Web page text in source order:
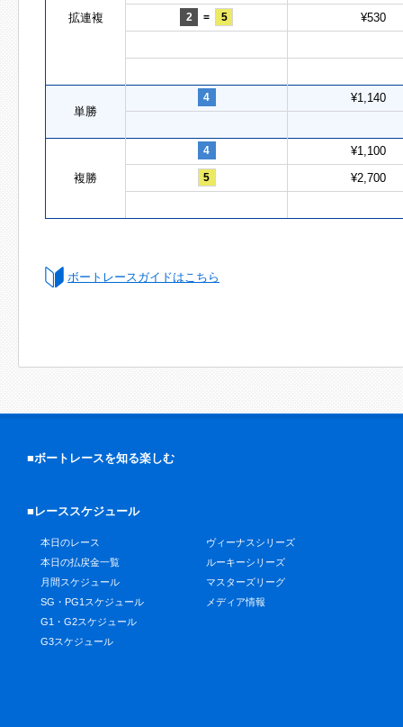
拡連複 2 = 5 ¥530
単勝
4 ¥1,140
複勝
4 ¥1,100
5 ¥2,700
ボートレースガイドはこちら
■ボートレースを知る楽しむ
■レーススケジュール
本日のレース
本日の払戻金一覧
月間スケジュール
SG・PG1スケジュール
G1・G2スケジュール
G3スケジュール
ヴィーナスシリーズ
ルーキーシリーズ
マスターズリーグ
メディア情報